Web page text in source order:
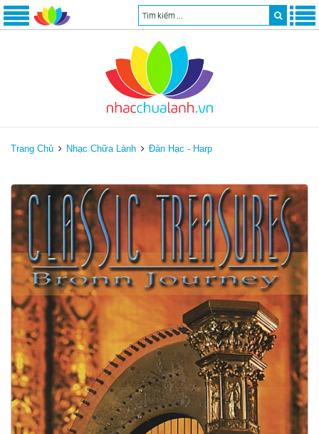
Trang Chủ Nhạc Chữa Lành Đàn Hạc - Harp